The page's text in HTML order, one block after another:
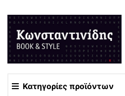
Κατηγορίες προϊόντων